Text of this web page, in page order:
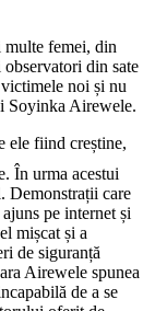
multe femei, din
din sate
noi și nu
Soyinka Airewele.
ele fiind creștine,
În urma acestui
Demonstrații care
pe internet și
mișcat și a
de siguranță
Airewele spunea
de a se